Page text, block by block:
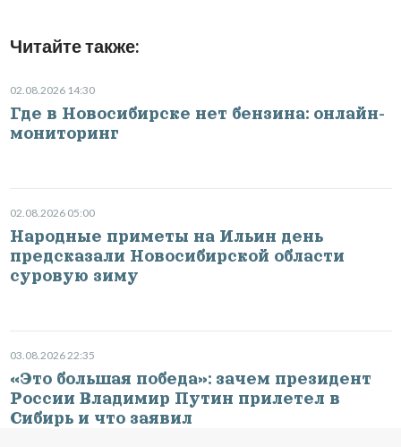
Читайте также:
02.08.2026 14:30
Где в Новосибирске нет бензина: онлайн-
мониторинг
02.08.2026 05:00
Народные приметы на Ильин день
предсказали Новосибирской области
суровую зиму
03.08.2026 22:35
«Это большая победа»: зачем президент
России Владимир Путин прилетел в
Сибирь и что заявил